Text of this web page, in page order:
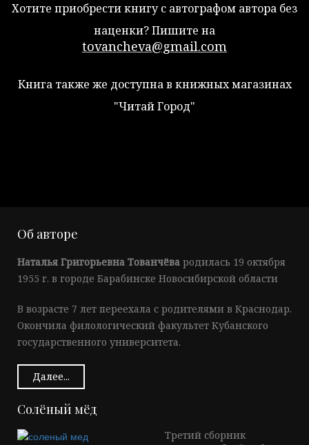
Хотите приобрести книгу с автографом автора без
наценки? Пишите на
tovancheva@gmail.com
Книга также же доступна в книжных магазинах
"Читай Город"
Об авторе
Наталья Григорьевна Тованчёва родилась 19 октября
1955 г. в городе Барабинске Новосибирской области
В возрасте 7 лет переехала с родителями в Краснодар.
Окончила филологический факультет Кубанского
государственного университета.
Далее...
Солёный мёд
Третий сборник